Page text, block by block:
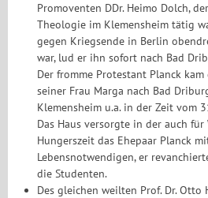
Promoventen DDr. Heimo Dolch,
Theologie im Klemensheim tätig
gegen Kriegsende in Berlin
war, lud er ihn sofort nach Bad
Der fromme Protestant Planck
seiner Frau Marga nach Bad
Klemensheim u.a. in der Zeit vom
Das Haus versorgte in der auch
Hungerszeit das Ehepaar Planck
Lebensnotwendigen, er
die Studenten.
Des gleichen weilten Prof. Dr.